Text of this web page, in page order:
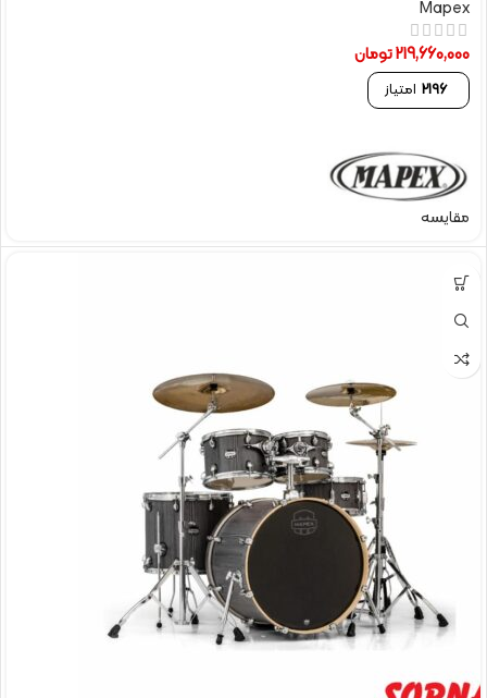
Mapex
219,660,000تومان
2196 امتیاز
مقایسه